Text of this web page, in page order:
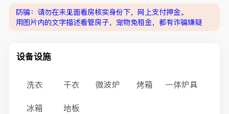
防骗：请勿在未见面看房核实身份下，网上支付押金。
用图片内的文字描述看管房子，宠物免租金，都有诈骗嫌疑
设备设施
洗衣 干衣 微波炉 烤箱 一体炉具
冰箱 地板